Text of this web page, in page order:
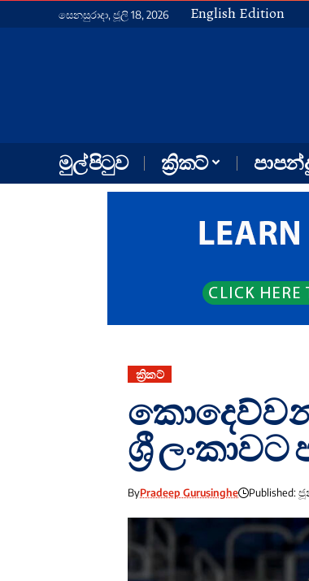
සෙනසුරාදා, ජූලි 18, 2026 English Edition
මුල් පිටුව ක්‍රිකට්
ක්‍රිකට්
ශ්‍රී ලංකාවට
ByPradeep Gurusinghe Published: